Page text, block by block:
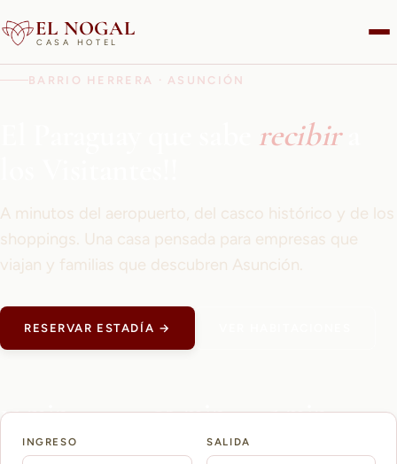
EL NOGAL
CASA HOTEL
BARRIO HERRERA · ASUNCIÓN
recibira
A minutos del aeropuerto, del casco histórico y de los
shoppings. Una casa pensada para empresas que
viajan y familias que descubren Asunción.
RESERVAR ESTADÍA →
15 min
AEROPUERTO PETTIROSSI
10 min
CASCO HISTÓRICO
5 min
INGRESO SALIDA